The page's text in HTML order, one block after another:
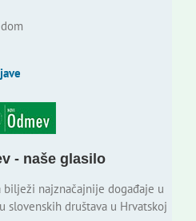
- naše glasilo
bilježi najznačajnije događaje u
slovenskih društava u Hrvatskoj